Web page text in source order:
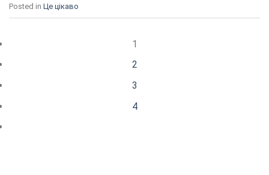
Posted in Це цікаво
1
2
3
4